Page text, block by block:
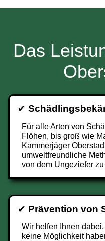
Das
✔
Für alle Arten von
Flöhen, bis groß wie
Kammerjäger
umweltfreundliche
von dem Ungeziefer
✔ Prävention von
Wir helfen Ihnen
keine Möglichkeit